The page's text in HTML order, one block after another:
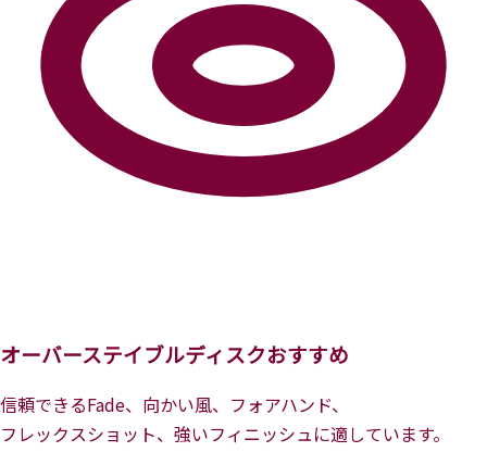
オーバーステイブルディスクおすすめ
信頼できるFade、向かい風、フォアハンド、
フレックスショット、強いフィニッシュに適しています。